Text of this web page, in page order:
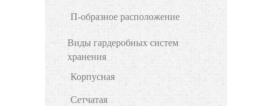
П-образное расположение
Виды гардеробных систем
хранения
Корпусная
Сетчатая